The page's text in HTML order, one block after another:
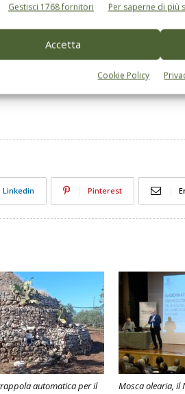
Gestisci 1768 fornitori Per saperne di più
Accetta
Cookie Policy
suOlivo e Olio n. 4/2021
alperché abbonarsi
Linkedin Pinterest
automatica per il
Mosca olearia, il